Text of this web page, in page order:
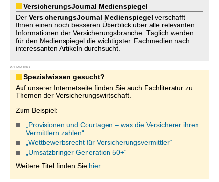
VersicherungsJournal Medienspiegel
Der VersicherungsJournal Medienspiegel verschafft
Ihnen einen noch besseren Überblick über alle relevanten
Informationen der Versicherungsbranche. Täglich werden
für den Medienspiegel die wichtigsten Fachmedien nach
interessanten Artikeln durchsucht.
WERBUNG
Spezialwissen gesucht?
Auf unserer Internetseite finden Sie auch Fachliteratur zu
Themen der Versicherungswirtschaft.
Zum Beispiel:
„Provisionen und Courtagen – was die Versicherer ihren
Vermittlern zahlen“
„Wettbewerbsrecht für Versicherungsvermittler“
„Umsatzbringer Generation 50+“
Weitere Titel finden Sie hier.